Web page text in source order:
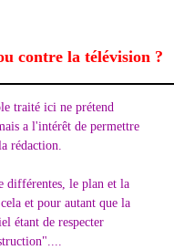
contre la télévision ?
traité ici ne prétend
a l'intérêt de permettre
rédaction.
différentes, le plan et la
et pour autant que la
étant de respecter